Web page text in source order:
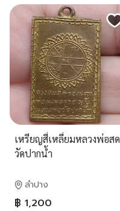
เหรียญสี่เหลี่ยมหลวงพ่อสด
วัดปากน้ำ
ลำปาง
฿ 1,200